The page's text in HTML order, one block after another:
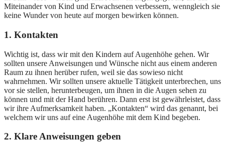
Miteinander von Kind und Erwachsenen verbessern, wenngleich sie
keine Wunder von heute auf morgen bewirken können.
1. Kontakten
Wichtig ist, dass wir mit den Kindern auf Augenhöhe gehen. Wir
sollten unsere Anweisungen und Wünsche nicht aus einem anderen
Raum zu ihnen herüber rufen, weil sie das sowieso nicht
wahrnehmen. Wir sollten unsere aktuelle Tätigkeit unterbrechen, uns
vor sie stellen, herunterbeugen, um ihnen in die Augen sehen zu
können und mit der Hand berühren. Dann erst ist gewährleistet, dass
wir ihre Aufmerksamkeit haben. „Kontakten“ wird das genannt, bei
welchem wir uns auf eine Augenhöhe mit dem Kind begeben.
2. Klare Anweisungen geben